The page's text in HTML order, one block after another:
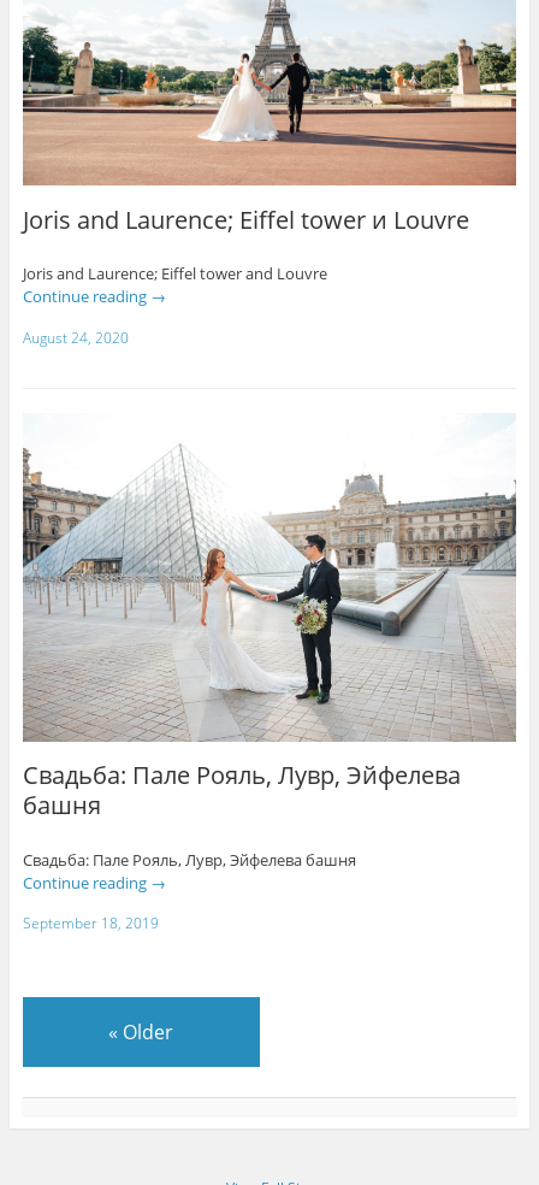
Joris and Laurence; Eiffel tower и Louvre
Joris and Laurence; Eiffel tower and Louvre
Continue reading →
August 24, 2020
Свадьба: Пале Рояль, Лувр, Эйфелева
башня
Свадьба: Пале Рояль, Лувр, Эйфелева башня
Continue reading →
September 18, 2019
« Older